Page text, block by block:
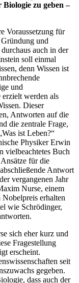
zu geben –
Voraussetzung für
und
auch in der
soll einmal
denn Wissen ist
und
werden als
Dieser
Antworten auf die
die zentrale Frage,
ist Leben?“
Physiker Erwin
vielbeachtetes Buch
für die
Antwort
vergangenen Jahr
Nurse, einem
erhalten
wie Schrödinger,
sich eher kurz und
Fragestellung
erscheint.
seit
gegeben.
dass auch der